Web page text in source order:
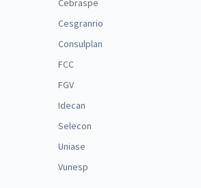
Cebraspe
Cesgranrio
Consulplan
FCC
FGV
Idecan
Selecon
Uniase
Vunesp